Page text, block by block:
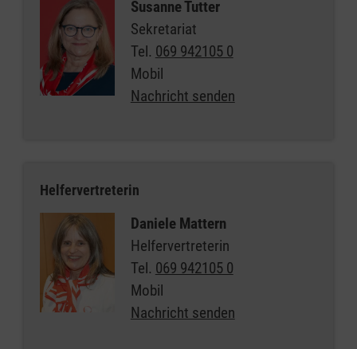
Susanne Tutter
Sekretariat
Tel. 069 942105 0
Mobil
Nachricht senden
Helfervertreterin
Daniele Mattern
Helfervertreterin
Tel. 069 942105 0
Mobil
Nachricht senden